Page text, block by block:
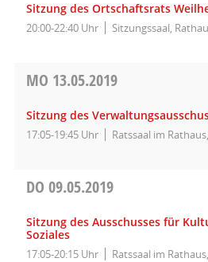
Sitzung des Ortschaftsrats
20:00-22:40 Uhr Sitzungssaal,
MO 13.05.2019
Sitzung des
17:05-19:45 Uhr Ratssaal im
DO 09.05.2019
Sitzung des Ausschusses für
Soziales
17:05-20:15 Uhr Ratssaal im